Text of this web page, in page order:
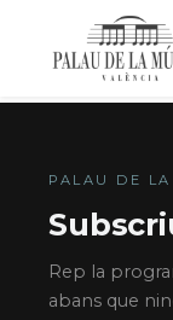
PALAU DE
Rep la
abans que